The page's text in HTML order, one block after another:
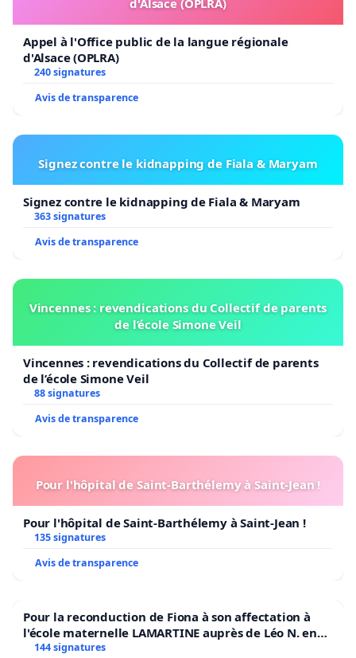
d'Alsace (OPLRA)
Appel à l'Office public de la langue régionale
d'Alsace (OPLRA)
240 signatures
Avis de transparence
Signez contre le kidnapping de Fiala & Maryam
Signez contre le kidnapping de Fiala & Maryam
363 signatures
Avis de transparence
Vincennes : revendications du Collectif de parents
de l’école Simone Veil
Vincennes : revendications du Collectif de parents
de l’école Simone Veil
88 signatures
Avis de transparence
Pour l'hôpital de Saint-Barthélemy à Saint-Jean !
Pour l'hôpital de Saint-Barthélemy à Saint-Jean !
135 signatures
Avis de transparence
Pour la reconduction de Fiona à son affectation à
l'école maternelle LAMARTINE auprès de Léo N. en
2026/2027
144 signatures